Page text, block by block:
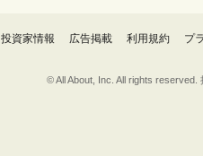
投資家情報 広告掲載 利用規約 プ
© All About, Inc. All rights